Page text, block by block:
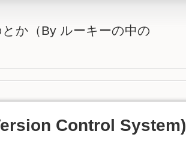
か（By ルーキーの中の
Control System)